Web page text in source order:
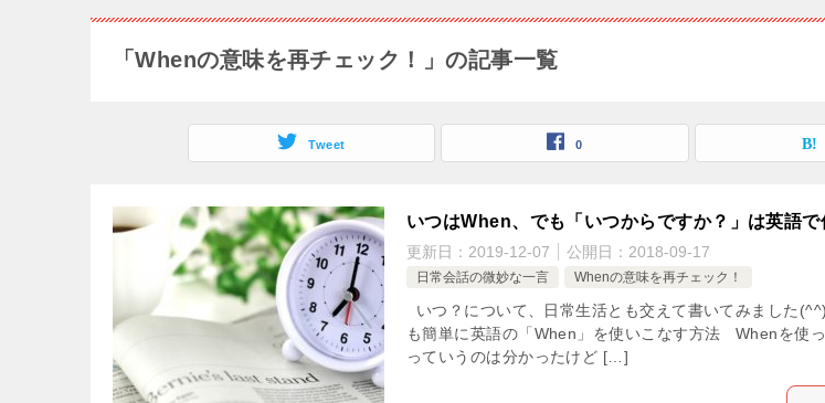
「Whenの意味を再チェック！」の記事一覧
Tweet 0
いつはWhen、でも「いつからですか？」は英語で
更新日： 2019-12-07 公開日： 2018-09-17
日常会話の微妙な一言 Whenの意味を再チェック！
いつ？について、日常生活とも交えて書いてみました
も簡単に英語の「When」を使いこなす方法 Whenを使
っていうのは分かったけど […]